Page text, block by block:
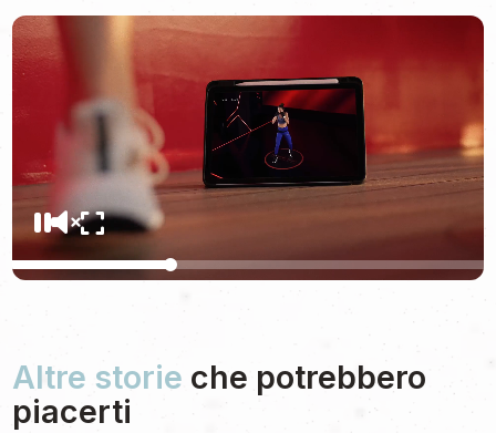
Altre storie che potrebbero
piacerti